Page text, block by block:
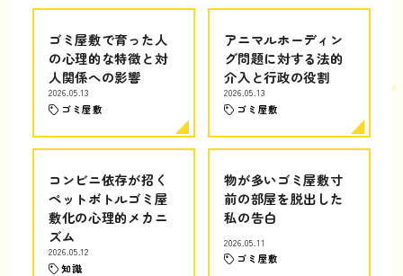
ゴミ屋敷で育った人
の心理的な特徴と対
人関係への影響
2026.05.13
ゴミ屋敷
アニマルホーディン
グ問題に対する法的
介入と行政の役割
2026.05.13
ゴミ屋敷
コンビニ依存が招く
ペットボトルゴミ屋
敷化の心理的メカニ
ズム
2026.05.12
知識
物が多いゴミ屋敷寸
前の部屋を脱出した
私の告白
2026.05.11
ゴミ屋敷